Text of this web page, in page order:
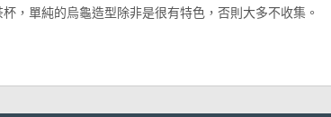
，單純的烏龜造型除非是很有特色，否則大多不收集。